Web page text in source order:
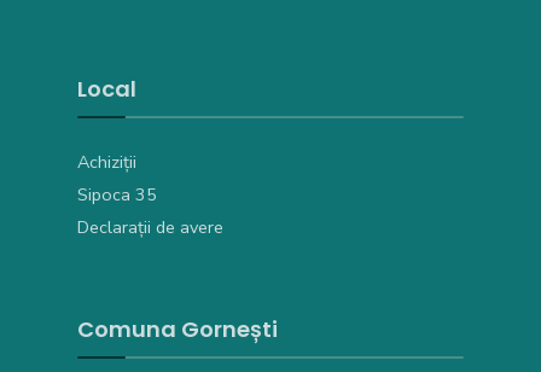
Local
Achiziții
Sipoca 35
Declarații de avere
Comuna Gornești